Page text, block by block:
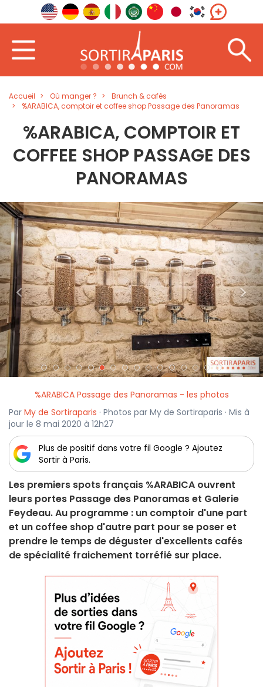
Accueil Où manger ?
Brunch & cafés
%ARABICA, comptoir et coffee shop Passage des Panoramas
%ARABICA, COMPTOIR ET
COFFEE SHOP PASSAGE DES
PANORAMAS
< >
%ARABICA Passage des Panoramas - les photos
Par My de Sortiraparis · Photos par My de Sortiraparis · Mis à
jour le 8 mai 2020 à 12h27
Plus de positif dans votre fil Google ? Ajoutez
Sortir à Paris.
Les premiers spots français %ARABICA ouvrent
leurs portes Passage des Panoramas et Galerie
Feydeau. Au programme : un comptoir d'une part
et un coffee shop d'autre part pour se poser et
prendre le temps de déguster d'excellents cafés
de spécialité fraichement torréfié sur place.